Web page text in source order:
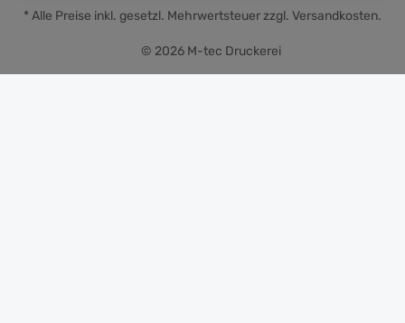
© 2026 M-tec Druckerei
* Alle Preise inkl. gesetzl. Mehrwertsteuer zzgl. Versandkosten.